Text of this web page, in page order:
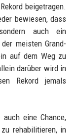
beigetragen.
bewiesen, dass
auch ein
meisten Grand-
auf dem Weg zu
darüber wird in
Rekord jemals
eine Chance,
rehabilitieren, in